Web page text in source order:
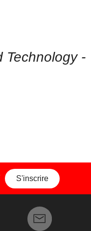
Technology -
S'inscrire